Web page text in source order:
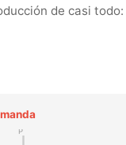
de casi
P